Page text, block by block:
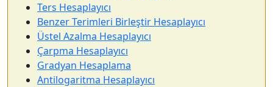
Ters Hesaplayıcı
Benzer Terimleri Birleştir Hesaplayıcı
Üstel Azalma Hesaplayıcı
Çarpma Hesaplayıcı
Gradyan Hesaplama
Antilogaritma Hesaplayıcı